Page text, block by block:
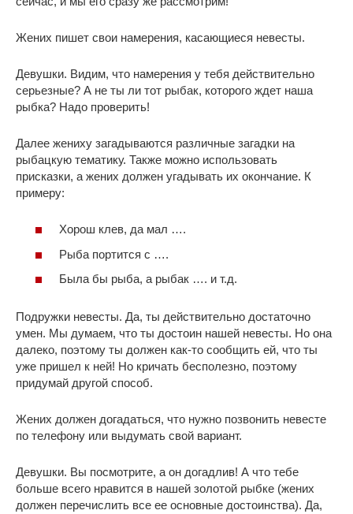
Жених пишет свои намерения, касающиеся невесты.
Девушки. Видим, что намерения у тебя действительно
серьезные? А не ты ли тот рыбак, которого ждет наша
рыбка? Надо проверить!
Далее жениху загадываются различные загадки на
рыбацкую тематику. Также можно использовать
присказки, а жених должен угадывать их окончание. К
примеру:
Хорош клев, да мал ….
Рыба портится с ….
Была бы рыба, а рыбак …. и т.д.
Подружки невесты. Да, ты действительно достаточно
умен. Мы думаем, что ты достоин нашей невесты. Но она
далеко, поэтому ты должен как-то сообщить ей, что ты
уже пришел к ней! Но кричать бесполезно, поэтому
придумай другой способ.
Жених должен догадаться, что нужно позвонить невесте
по телефону или выдумать свой вариант.
Девушки. Вы посмотрите, а он догадлив! А что тебе
больше всего нравится в нашей золотой рыбке (жених
должен перечислить все ее основные достоинства). Да,